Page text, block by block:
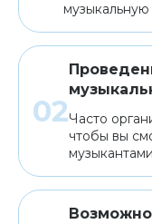
Часто
чтобы вы